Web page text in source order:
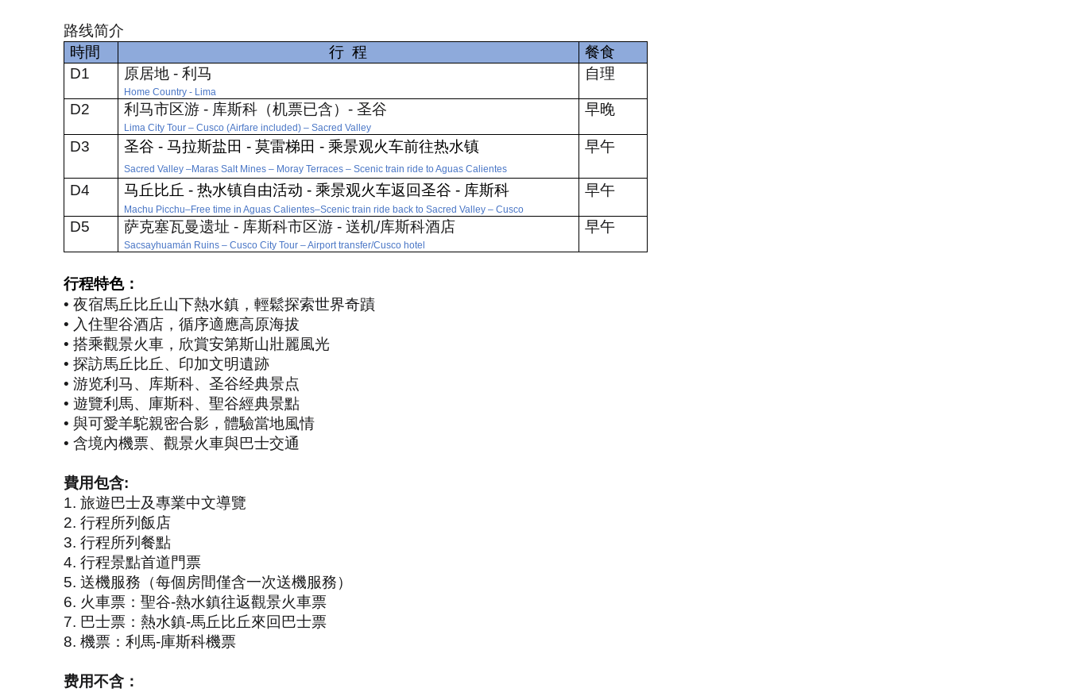
路线简介
時間
行 程
餐食
D1
原居地- 利马
Home Country - Lima
自理
D2 利马市区游- 库斯科（机票已含） - 圣谷
Lima City Tour –Cusco (Airfare included) –Sacred Valley
早晚
D3 圣谷 - 马拉斯盐田 - 莫雷梯田 - 乘景观火车前往热水镇
Sacred Valley –Maras Salt Mines –Moray Terraces –Scenic train ride to Aguas Calientes
早午
D4 马丘比丘 - 热水镇自由活动 - 乘景观火车返回圣谷 - 库斯科
Machu Picchu–Free time in Aguas Calientes–Scenic train ride back to Sacred Valley –Cusco
早午
D5 萨克塞瓦曼遗址 - 库斯科市区游- 送机/库斯科酒店
Sacsayhuamán Ruins –Cusco City Tour –Airport transfer/Cusco hotel
早午
行程特色：
• 夜宿馬丘比丘山下熱水鎮，輕鬆探索世界奇蹟
• 入住聖谷酒店，循序適應高原海拔
• 搭乘觀景火車，欣賞安第斯山壯麗風光
• 探訪馬丘比丘、印加文明遺跡
• 游览利马、库斯科、圣谷经典景点
• 遊覽利馬、庫斯科、聖谷經典景點
• 與可愛羊駝親密合影，體驗當地風情
• 含境內機票、觀景火車與巴士交通
費用包含:
1. 旅遊巴士及專業中文導覽
2. 行程所列飯店
3. 行程所列餐點
4. 行程景點首道門票
5. 送機服務（每個房間僅含一次送機服務）
6. 火車票：聖谷-熱水鎮往返觀景火車票
7. 巴士票：熱水鎮-馬丘比丘來回巴士票
8. 機票：利馬-庫斯科機票
费用不含：